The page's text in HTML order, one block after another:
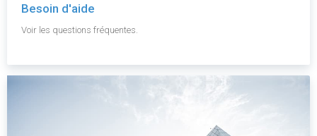
Besoin d'aide
Voir les questions fréquentes.